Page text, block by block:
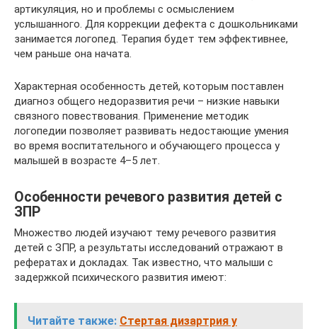
артикуляция, но и проблемы с осмыслением
услышанного. Для коррекции дефекта с дошкольниками
занимается логопед. Терапия будет тем эффективнее,
чем раньше она начата.
Характерная особенность детей, которым поставлен
диагноз общего недоразвития речи – низкие навыки
связного повествования. Применение методик
логопедии позволяет развивать недостающие умения
во время воспитательного и обучающего процесса у
малышей в возрасте 4–5 лет.
Особенности речевого развития детей с
ЗПР
Множество людей изучают тему речевого развития
детей с ЗПР, а результаты исследований отражают в
рефератах и докладах. Так известно, что малыши с
задержкой психического развития имеют:
Читайте также: Стертая дизартрия у